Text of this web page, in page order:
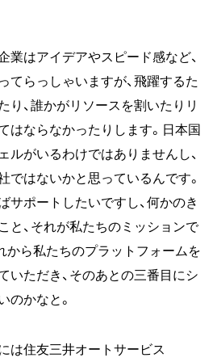
業はアイデアやスピード感など、
てらっしゃいますが、飛躍するた
り、誰かがリソースを割いたりリ
はならなかったりします。日本国
ルがいるわけではありませんし、
ではないかと思っているんです。
サポートしたいですし、何かのき
と、それが私たちのミッションで
から私たちのプラットフォームを
いただき、そのあとの三番目にシ
のかなと。
は住友三井オートサービス